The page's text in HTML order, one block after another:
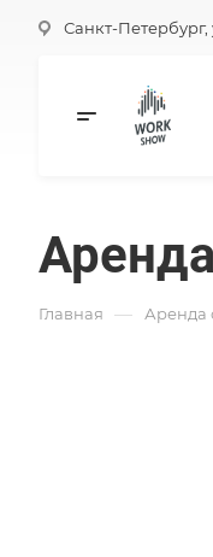
Санкт-Петербург,
Главная — Аренда